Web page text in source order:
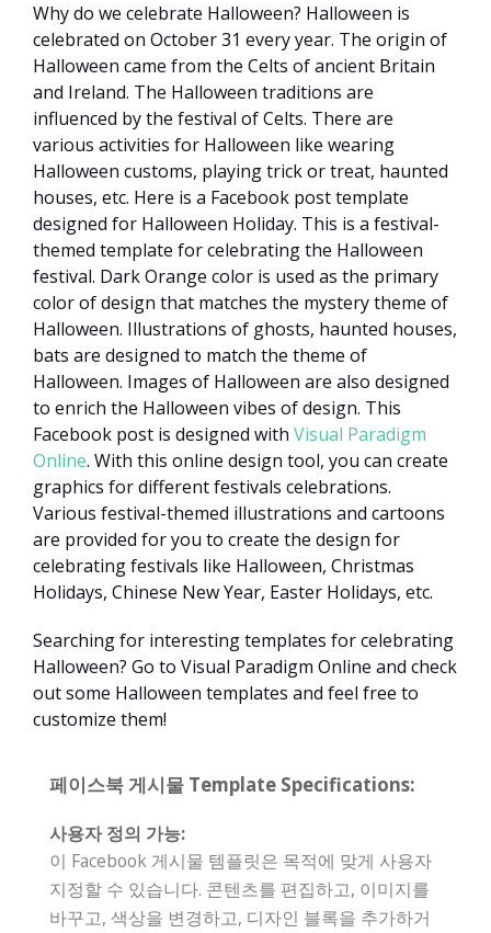
Why do we celebrate Halloween? Halloween is
celebrated on October 31 every year. The origin of
Halloween came from the Celts of ancient Britain
and Ireland. The Halloween traditions are
influenced by the festival of Celts. There are
various activities for Halloween like wearing
Halloween customs, playing trick or treat, haunted
houses, etc. Here is a Facebook post template
designed for Halloween Holiday. This is a festival-
themed template for celebrating the Halloween
festival. Dark Orange color is used as the primary
color of design that matches the mystery theme of
Halloween. Illustrations of ghosts, haunted houses,
bats are designed to match the theme of
Halloween. Images of Halloween are also designed
to enrich the Halloween vibes of design. This
Facebook post is designed with Visual Paradigm
Online. With this online design tool, you can create
graphics for different festivals celebrations.
Various festival-themed illustrations and cartoons
are provided for you to create the design for
celebrating festivals like Halloween, Christmas
Holidays, Chinese New Year, Easter Holidays, etc.
Searching for interesting templates for celebrating
Halloween? Go to Visual Paradigm Online and check
out some Halloween templates and feel free to
customize them!
페이스북 게시물 Template Specifications:
사용자 정의 가능:
이 Facebook 게시물 템플릿은 목적에 맞게 사용자
지정할 수 있습니다. 콘텐츠를 편집하고, 이미지를
바꾸고, 색상을 변경하고, 디자인 블록을 추가하거